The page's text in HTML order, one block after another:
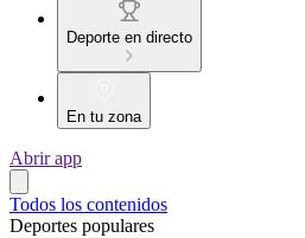
Deporte en directo
En tu zona
Abrir app
Todos los contenidos
Deportes populares